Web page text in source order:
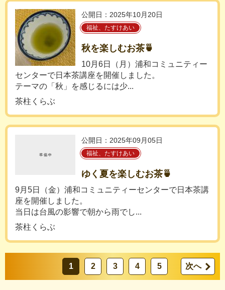
公開日：2025年10月20日
福祉、たすけあい
秋を楽しむお茶🍵
10月6日（月）浦和コミュニティー
センターで日本茶講座を開催しました。
テーマの「秋」を感じるには少...
茶柱くらぶ
公開日：2025年09月05日
福祉、たすけあい
ゆく夏を楽しむお茶🍵
9月5日（金）浦和コミュニティーセンターで日本茶講
座を開催しました。
当日は台風の影響で朝から雨でし...
茶柱くらぶ
1 2 3 4 5 次へ